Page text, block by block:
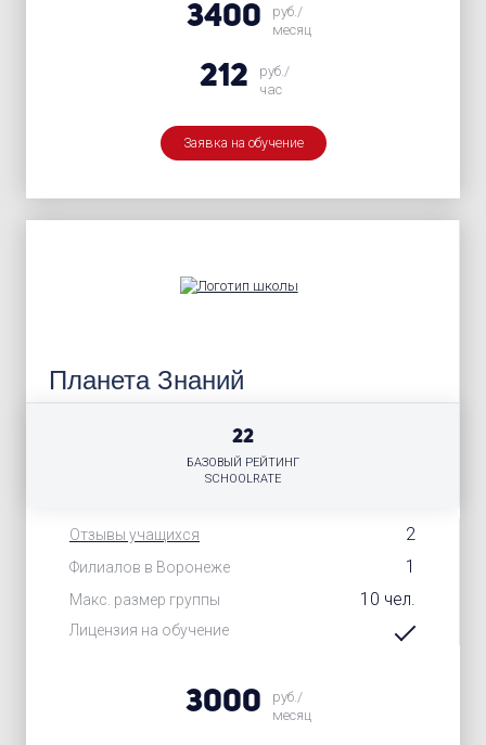
3400
руб./
месяц
212
руб./
час
Заявка на обучение
Планета Знаний
Отзывы учащихся 2
Филиалов в Воронеже 1
Макс. размер группы 10 чел.
Лицензия на обучение
22
БАЗОВЫЙ РЕЙТИНГ
SCHOOLRATE
3000
руб./
месяц